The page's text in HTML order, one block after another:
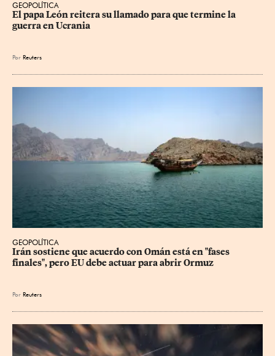
GEOPOLÍTICA
El papa León reitera su llamado para que termine la
guerra en Ucrania
Por Reuters
GEOPOLÍTICA
Irán sostiene que acuerdo con Omán está en "fases
finales", pero EU debe actuar para abrir Ormuz
Por Reuters